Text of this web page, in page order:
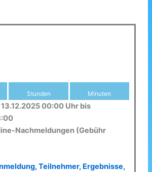
Stunden Minuten
00:00 Uhr bis
Nachmeldungen (Gebühr
Teilnehmer, Ergebnisse,